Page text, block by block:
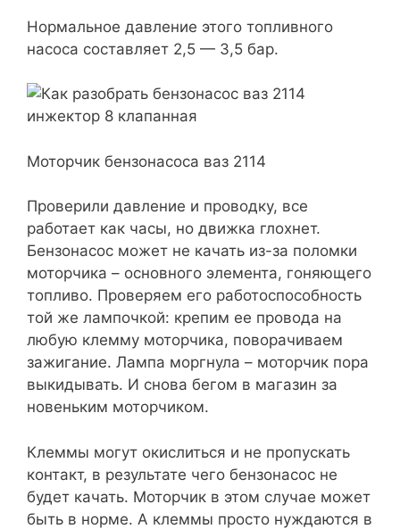
Нормальное давление этого топливного
насоса составляет 2,5 — 3,5 бар.
Моторчик бензонасоса ваз 2114
Проверили давление и проводку, все
работает как часы, но движка глохнет.
Бензонасос может не качать из-за поломки
моторчика – основного элемента, гоняющего
топливо. Проверяем его работоспособность
той же лампочкой: крепим ее провода на
любую клемму моторчика, поворачиваем
зажигание. Лампа моргнула – моторчик пора
выкидывать. И снова бегом в магазин за
новеньким моторчиком.
Клеммы могут окислиться и не пропускать
контакт, в результате чего бензонасос не
будет качать. Моторчик в этом случае может
быть в норме. А клеммы просто нуждаются в